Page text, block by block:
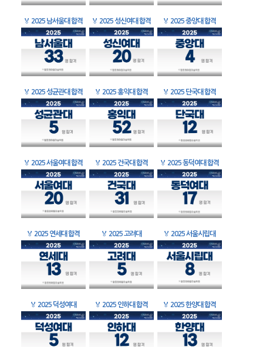
🏅 2025 남서울대 합격 🏅 2025 성신여대 합격 🏅 2025 중앙대 합격
🏅 2025 성균관대 합격 🏅 2025 홍익대 합격 🏅 2025 단국대 합격
🏅 2025 서울여대 합격 🏅 2025 건국대 합격 🏅 2025 동덕여대 합격
🏅 2025 연세대 합격 🏅 2025 고려대 🏅 2025 서울시립대
🏅 2025 덕성여대 🏅 2025 인하대 합격 🏅 2025 한양대 합격